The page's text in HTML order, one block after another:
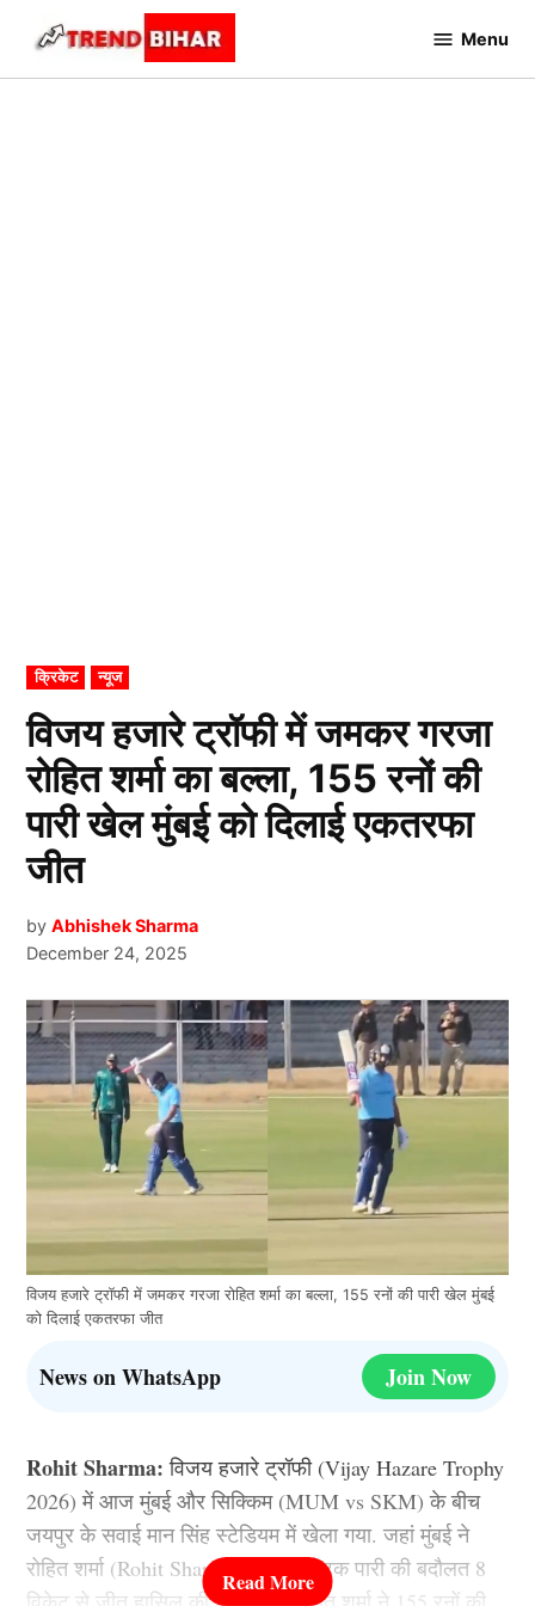
content
Bihar
Menu
POSTED
IN
क्रिकेट न्यूज
विजय हजारे ट्रॉफी में जमकर गरजा
रोहित शर्मा का बल्ला, 155 रनों की
पारी खेल मुंबई को दिलाई एकतरफा
जीत
by Abhishek Sharma
December 24, 2025
विजय हजारे ट्रॉफी में जमकर गरजा रोहित शर्मा का बल्ला, 155 रनों की पारी खेल मुंबई
को दिलाई एकतरफा जीत
News on WhatsApp Join Now
Rohit Sharma: विजय हजारे ट्रॉफी (Vijay Hazare Trophy
2026) में आज मुंबई और सिक्किम (MUM vs SKM) के बीच
जयपुर के सवाई मान सिंह स्टेडियम में खेला गया. जहां मुंबई ने
रोहित शर्मा (Rohit Sharma) की विस्फोटक पारी की बदौलत 8